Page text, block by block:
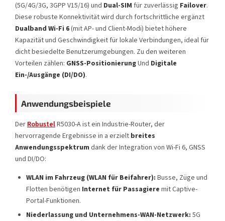
(5G/4G/3G, 3GPP V15/16) und Dual-SIM für zuverlässig Failover.
Diese robuste Konnektivität wird durch fortschrittliche ergänzt
Dualband Wi-Fi 6(mit AP- und Client-Modi) bietet höhere
Kapazität und Geschwindigkeit für lokale Verbindungen, ideal für
dicht besiedelte Benutzerumgebungen. Zu den weiteren
Vorteilen zählen: GNSS-PositionierungUnd Digitale
Ein-/Ausgänge (DI/DO).
Anwendungsbeispiele
DerRobustelR5030-A ist ein Industrie-Router, der
hervorragende Ergebnisse in a erzielt breites
Anwendungsspektrum dank der Integration von Wi-Fi 6, GNSS
und DI/DO:
WLAN im Fahrzeug (WLAN für Beifahrer): Busse, Züge und
Flotten benötigen Internet für Passagiere mit Captive-
Portal-Funktionen.
Niederlassung und Unternehmens-WAN-Netzwerk: 5G